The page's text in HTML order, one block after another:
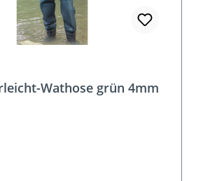
Wathose grün 4mm